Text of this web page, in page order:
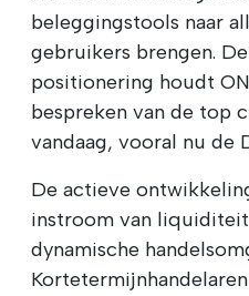
beleggingstools naar
gebruikers brengen.
positionering houdt
bespreken van de top
vandaag, vooral nu de
De actieve
instroom van
dynamische